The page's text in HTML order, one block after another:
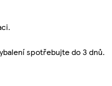
spotřebujte do 3 dnů.